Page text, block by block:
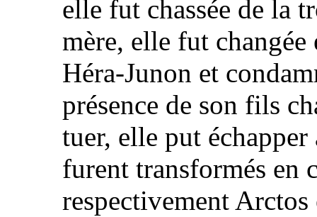
elle fut chassée de la
mère, elle fut
Héra-Junon et
présence de son fils
tuer, elle put
furent transformés en
respectivement